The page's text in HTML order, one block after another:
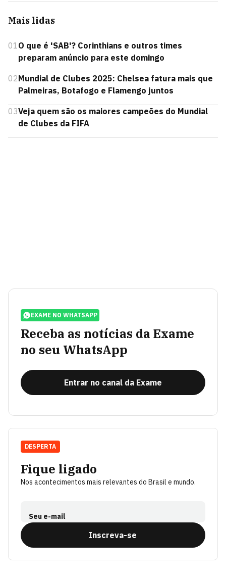
Mais lidas
01O que é 'SAB'? Corinthians e outros times
preparam anúncio para este domingo
02Mundial de Clubes 2025: Chelsea fatura mais que
Palmeiras, Botafogo e Flamengo juntos
03Veja quem são os maiores campeões do Mundial
de Clubes da FIFA
EXAME NO WHATSAPP
Receba as notícias da Exame
no seu WhatsApp
Entrar no canal da Exame
Fique ligado
Nos acontecimentos mais relevantes do Brasil e mundo.
Seu e-mail
Inscreva-se
DESPERTA